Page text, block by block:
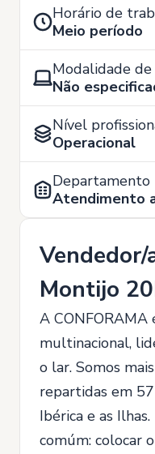
Horário de
Meio período
Modalidade
Não
Nível
Operacional
Departamento
Atendimento
Vendedor/
Montijo
A CONFORAMA
multinacional,
o lar. Somos
repartidas em
Ibérica e as
comúm: colocar